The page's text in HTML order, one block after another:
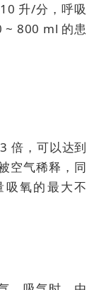
升/分，呼吸
~ 800 ml 的患
倍，可以达到
空气稀释，同
氧的最大不